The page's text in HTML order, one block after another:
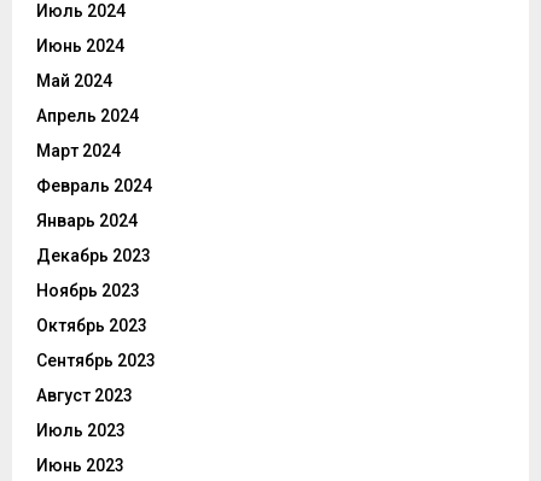
Июль 2024
Июнь 2024
Май 2024
Апрель 2024
Март 2024
Февраль 2024
Январь 2024
Декабрь 2023
Ноябрь 2023
Октябрь 2023
Сентябрь 2023
Август 2023
Июль 2023
Июнь 2023